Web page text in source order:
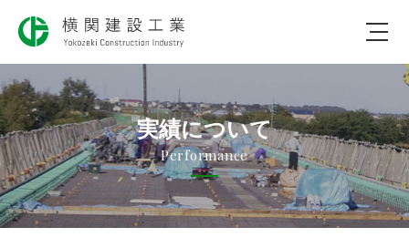
会社のコト
仕事のコト
社会のコト
実績について
Performance